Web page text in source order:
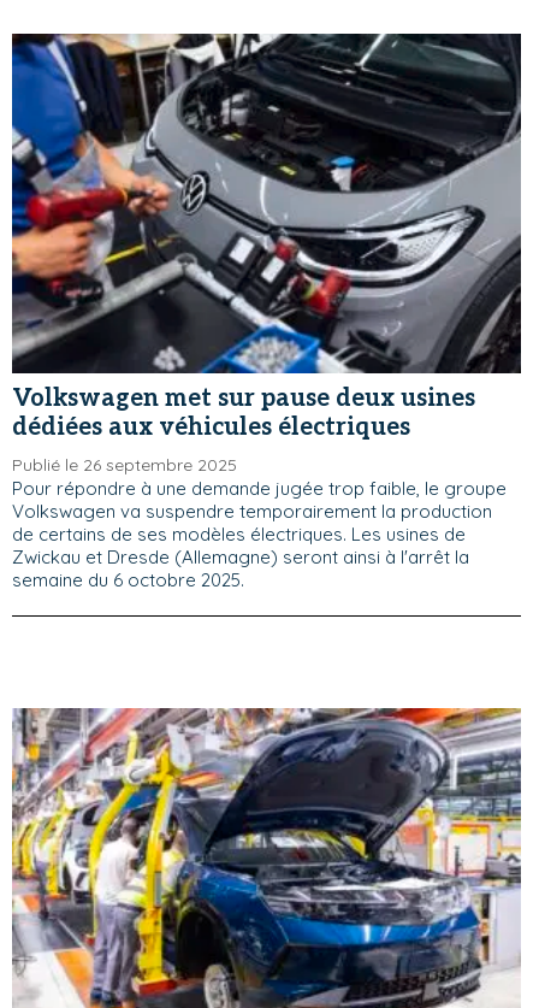
Volkswagen met sur pause deux usines
dédiées aux véhicules électriques
Publié le 26 septembre 2025
Pour répondre à une demande jugée trop faible, le groupe
Volkswagen va suspendre temporairement la production
de certains de ses modèles électriques. Les usines de
Zwickau et Dresde (Allemagne) seront ainsi à l'arrêt la
semaine du 6 octobre 2025.